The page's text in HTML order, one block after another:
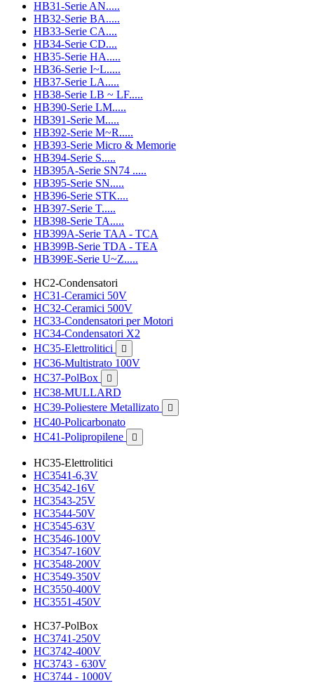
HB31-Serie AN.....
HB32-Serie BA.....
HB33-Serie CA....
HB34-Serie CD....
HB35-Serie HA.....
HB36-Serie I~L.....
HB37-Serie LA.....
HB38-Serie LB ~ LF.....
HB390-Serie LM.....
HB391-Serie M.....
HB392-Serie M~R.....
HB393-Serie Micro & Memorie
HB394-Serie S.....
HB395A-Serie SN74 .....
HB395-Serie SN.....
HB396-Serie STK....
HB397-Serie T.....
HB398-Serie TA.....
HB399A-Serie TAA - TCA
HB399B-Serie TDA - TEA
HB399E-Serie U~Z.....
HC2-Condensatori
HC31-Ceramici 50V
HC32-Ceramici 500V
HC33-Condensatori per Motori
HC34-Condensatori X2
HC35-Elettrolitici

HC36-Multistrato 100V
HC37-PolBox

HC38-MULLARD
HC39-Poliestere Metallizato

HC40-Policarbonato
HC41-Polipropilene

HC35-Elettrolitici
HC3541-6,3V
HC3542-16V
HC3543-25V
HC3544-50V
HC3545-63V
HC3546-100V
HC3547-160V
HC3548-200V
HC3549-350V
HC3550-400V
HC3551-450V
HC37-PolBox
HC3741-250V
HC3742-400V
HC3743 - 630V
HC3744 - 1000V